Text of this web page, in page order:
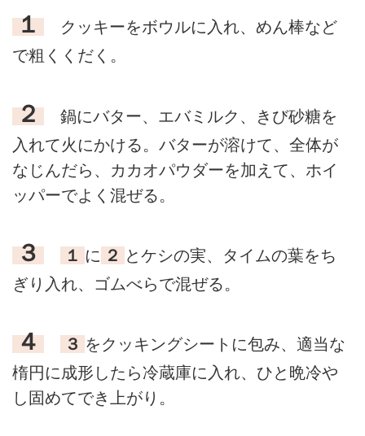
１
クッキーをボウルに入れ、めん棒など
で粗くくだく。
２
鍋にバター、エバミルク、きび砂糖を
入れて火にかける。バターが溶けて、全体が
なじんだら、カカオパウダーを加えて、ホイ
ッパーでよく混ぜる。
３ １ に ２ とケシの実、タイムの葉をち
ぎり入れ、ゴムべらで混ぜる。
４ ３ をクッキングシートに包み、適当な
楕円に成形したら冷蔵庫に入れ、ひと晩冷や
し固めてでき上がり。